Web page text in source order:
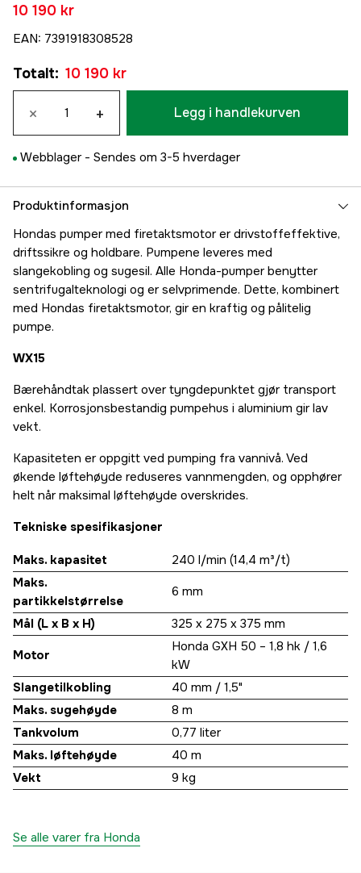
10 190 kr
EAN: 7391918308528
Totalt: 10 190 kr
× + Legg i handlekurven
Webblager - Sendes om 3-5 hverdager
Produktinformasjon
Hondas pumper med firetaktsmotor er drivstoffeffektive,
driftssikre og holdbare. Pumpene leveres med
slangekobling og sugesil. Alle Honda-pumper benytter
sentrifugalteknologi og er selvprimende. Dette, kombinert
med Hondas firetaktsmotor, gir en kraftig og pålitelig
pumpe.
WX15
Bærehåndtak plassert over tyngdepunktet gjør transport
enkel. Korrosjonsbestandig pumpehus i aluminium gir lav
vekt.
Kapasiteten er oppgitt ved pumping fra vannivå. Ved
økende løftehøyde reduseres vannmengden, og opphører
helt når maksimal løftehøyde overskrides.
Tekniske spesifikasjoner
Maks. kapasitet
240 l/min (14,4 m³/t)
Maks.
partikkelstørrelse
6 mm
Mål (L x B x H)
325 x 275 x 375 mm
Motor
Honda GXH 50 – 1,8 hk / 1,6
kW
Slangetilkobling
40 mm / 1,5"
Maks. sugehøyde
8 m
Tankvolum
0,77 liter
Maks. løftehøyde
40 m
Vekt
9 kg
Se alle varer fra Honda